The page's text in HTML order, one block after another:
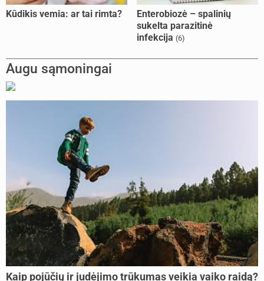
Kūdikis vemia: ar tai rimta?
Enterobiozė – spalinių
sukelta parazitinė
infekcija (6)
Augu sąmoningai
Kaip pojūčių ir judėjimo trūkumas veikia vaiko raidą?